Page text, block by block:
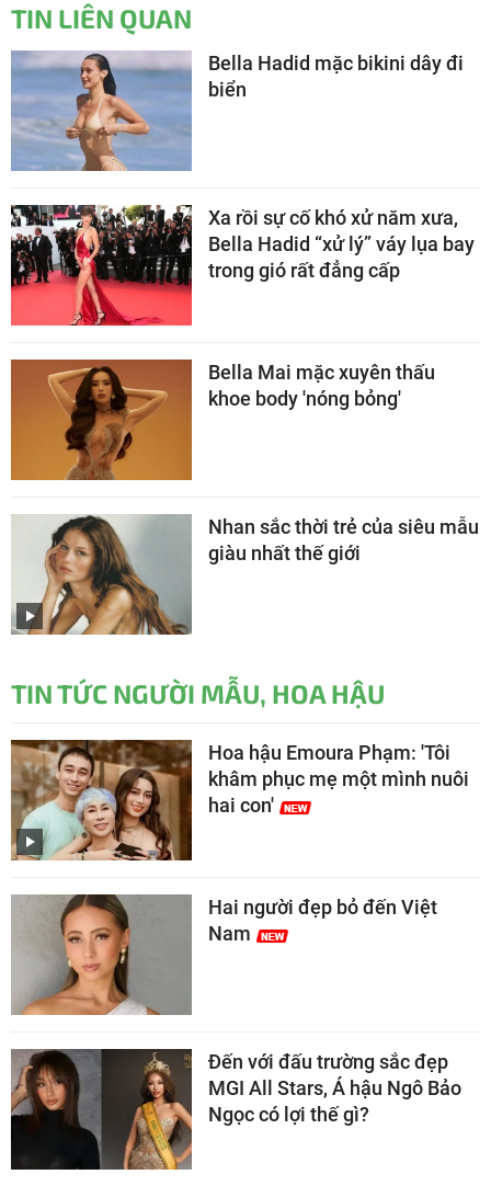
TIN LIÊN QUAN
Bella Hadid mặc bikini dây đi
biển
Xa rồi sự cố khó xử năm xưa,
Bella Hadid “xử lý” váy lụa bay
trong gió rất đẳng cấp
Bella Mai mặc xuyên thấu
khoe body 'nóng bỏng'
Nhan sắc thời trẻ của siêu mẫu
giàu nhất thế giới
TIN TỨC NGƯỜI MẪU, HOA HẬU
Hoa hậu Emoura Phạm: 'Tôi
khâm phục mẹ một mình nuôi
hai con'
Hai người đẹp bỏ đến Việt
Nam
Đến với đấu trường sắc đẹp
MGI All Stars, Á hậu Ngô Bảo
Ngọc có lợi thế gì?